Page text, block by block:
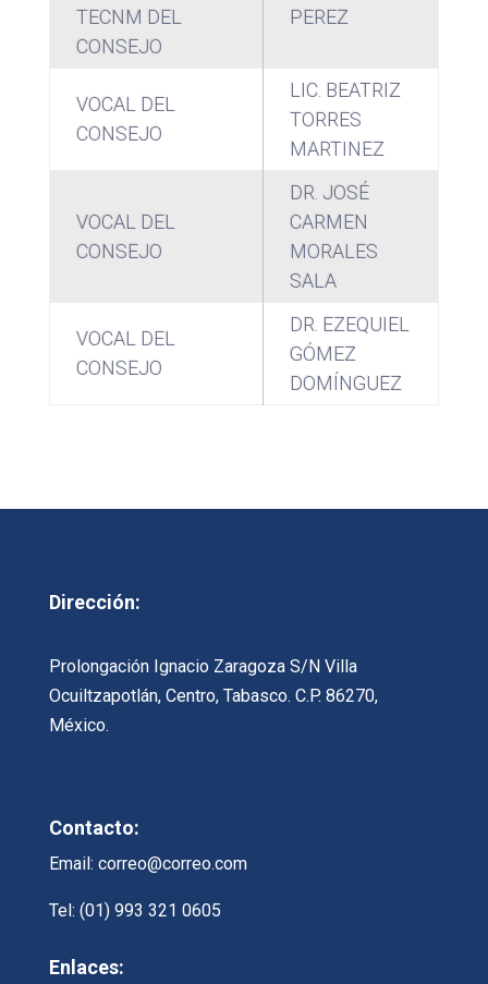
TECNM DEL
CONSEJO
PEREZ
VOCAL DEL
CONSEJO
LIC. BEATRIZ
TORRES
MARTINEZ
VOCAL DEL
CONSEJO
DR. JOSÉ
CARMEN
MORALES
SALA
VOCAL DEL
CONSEJO
DR. EZEQUIEL
GÓMEZ
DOMÍNGUEZ
Dirección:
Prolongación Ignacio Zaragoza S/N Villa
Ocuiltzapotlán, Centro, Tabasco. C.P. 86270,
México.
Contacto:
Email: correo@correo.com
Tel: (01) 993 321 0605
Enlaces: